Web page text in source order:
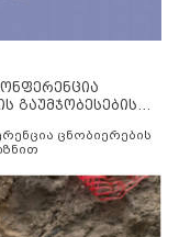
გაუმჯობესების
ცნობიერების